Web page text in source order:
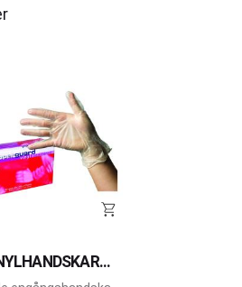
till i favoriter
PUDRADE